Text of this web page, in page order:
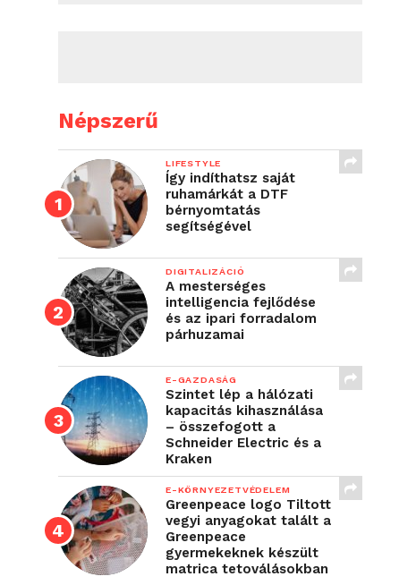
Népszerű
LIFESTYLE
Így indíthatsz saját
ruhamárkát a DTF
bérnyomtatás
segítségével
DIGITALIZÁCIÓ
A mesterséges
intelligencia fejlődése
és az ipari forradalom
párhuzamai
E-GAZDASÁG
Szintet lép a hálózati
kapacitás kihasználása
– összefogott a
Schneider Electric és a
Kraken
E-KÖRNYEZETVÉDELEM
Greenpeace logo Tiltott
vegyi anyagokat talált a
Greenpeace
gyermekeknek készült
matrica tetoválásokban